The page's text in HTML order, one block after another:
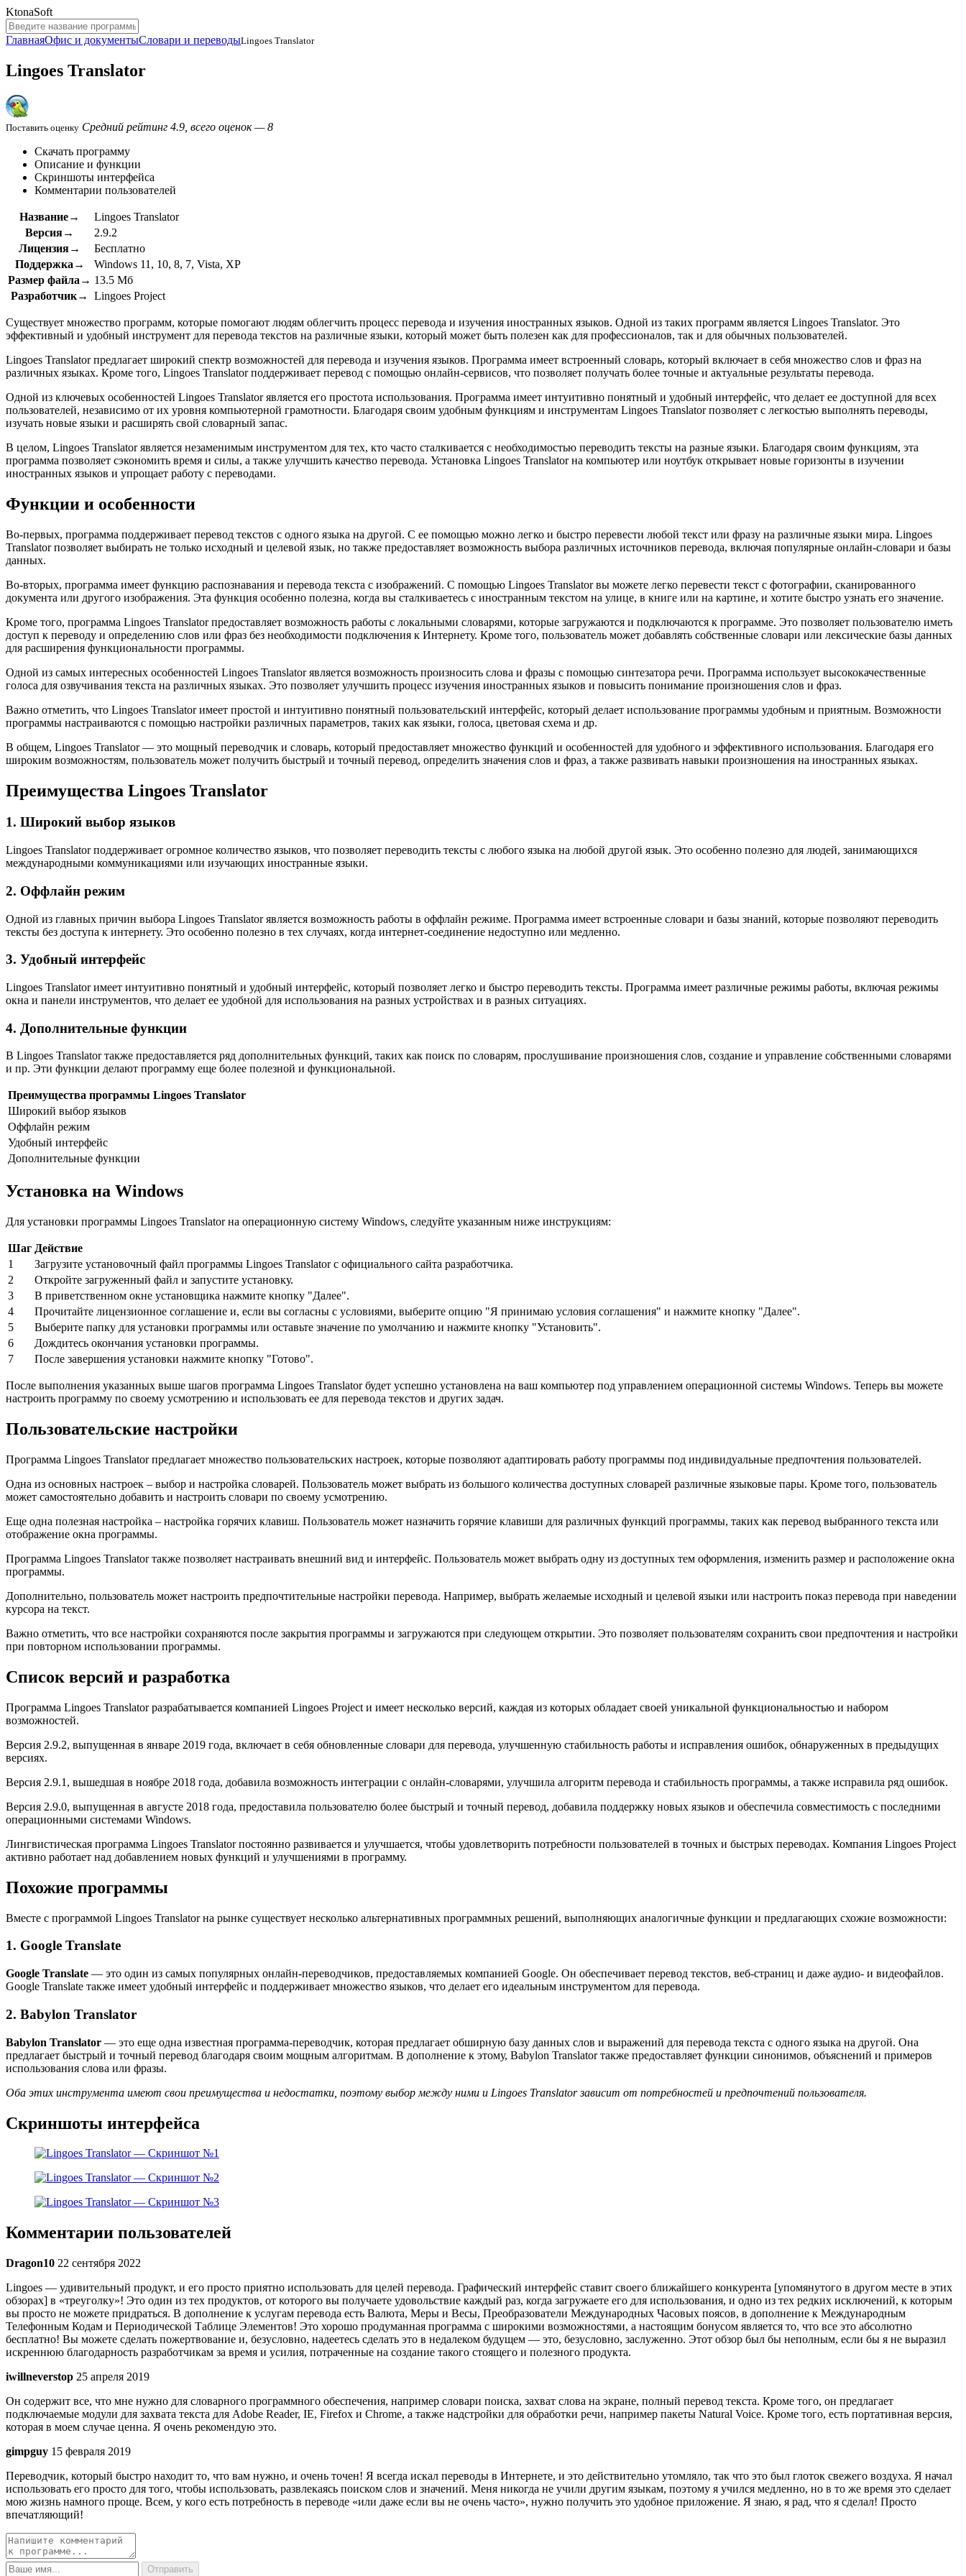
KtonaSoft
ГлавнаяОфис и документыСловари и переводыLingoes Translator
Lingoes Translator
Поставить оценку Средний рейтинг 4.9, всего оценок — 8
Скачать программу
Описание и функции
Скриншоты интерфейса
Комментарии пользователей
Название→
Lingoes Translator
Версия→
2.9.2
Лицензия→
Бесплатно
Поддержка→
Windows 11, 10, 8, 7, Vista, XP
Размер файла→ 13.5 Мб
Разработчик→
Lingoes Project
Существует множество программ, которые помогают людям облегчить процесс перевода и изучения иностранных языков. Одной из таких программ является Lingoes Translator. Это
эффективный и удобный инструмент для перевода текстов на различные языки, который может быть полезен как для профессионалов, так и для обычных пользователей.
Lingoes Translator предлагает широкий спектр возможностей для перевода и изучения языков. Программа имеет встроенный словарь, который включает в себя множество слов и фраз на
различных языках. Кроме того, Lingoes Translator поддерживает перевод с помощью онлайн-сервисов, что позволяет получать более точные и актуальные результаты перевода.
Одной из ключевых особенностей Lingoes Translator является его простота использования. Программа имеет интуитивно понятный и удобный интерфейс, что делает ее доступной для всех
пользователей, независимо от их уровня компьютерной грамотности. Благодаря своим удобным функциям и инструментам Lingoes Translator позволяет с легкостью выполнять переводы,
изучать новые языки и расширять свой словарный запас.
В целом, Lingoes Translator является незаменимым инструментом для тех, кто часто сталкивается с необходимостью переводить тексты на разные языки. Благодаря своим функциям, эта
программа позволяет сэкономить время и силы, а также улучшить качество перевода. Установка Lingoes Translator на компьютер или ноутбук открывает новые горизонты в изучении
иностранных языков и упрощает работу с переводами.
Функции и особенности
Во-первых, программа поддерживает перевод текстов с одного языка на другой. С ее помощью можно легко и быстро перевести любой текст или фразу на различные языки мира. Lingoes
Translator позволяет выбирать не только исходный и целевой язык, но также предоставляет возможность выбора различных источников перевода, включая популярные онлайн-словари и базы
данных.
Во-вторых, программа имеет функцию распознавания и перевода текста с изображений. С помощью Lingoes Translator вы можете легко перевести текст с фотографии, сканированного
документа или другого изображения. Эта функция особенно полезна, когда вы сталкиваетесь с иностранным текстом на улице, в книге или на картине, и хотите быстро узнать его значение.
Кроме того, программа Lingoes Translator предоставляет возможность работы с локальными словарями, которые загружаются и подключаются к программе. Это позволяет пользователю иметь
доступ к переводу и определению слов или фраз без необходимости подключения к Интернету. Кроме того, пользователь может добавлять собственные словари или лексические базы данных
для расширения функциональности программы.
Одной из самых интересных особенностей Lingoes Translator является возможность произносить слова и фразы с помощью синтезатора речи. Программа использует высококачественные
голоса для озвучивания текста на различных языках. Это позволяет улучшить процесс изучения иностранных языков и повысить понимание произношения слов и фраз.
Важно отметить, что Lingoes Translator имеет простой и интуитивно понятный пользовательский интерфейс, который делает использование программы удобным и приятным. Возможности
программы настраиваются с помощью настройки различных параметров, таких как языки, голоса, цветовая схема и др.
В общем, Lingoes Translator — это мощный переводчик и словарь, который предоставляет множество функций и особенностей для удобного и эффективного использования. Благодаря его
широким возможностям, пользователь может получить быстрый и точный перевод, определить значения слов и фраз, а также развивать навыки произношения на иностранных языках.
Преимущества Lingoes Translator
1. Широкий выбор языков
Lingoes Translator поддерживает огромное количество языков, что позволяет переводить тексты с любого языка на любой другой язык. Это особенно полезно для людей, занимающихся
международными коммуникациями или изучающих иностранные языки.
2. Оффлайн режим
Одной из главных причин выбора Lingoes Translator является возможность работы в оффлайн режиме. Программа имеет встроенные словари и базы знаний, которые позволяют переводить
тексты без доступа к интернету. Это особенно полезно в тех случаях, когда интернет-соединение недоступно или медленно.
3. Удобный интерфейс
Lingoes Translator имеет интуитивно понятный и удобный интерфейс, который позволяет легко и быстро переводить тексты. Программа имеет различные режимы работы, включая режимы
окна и панели инструментов, что делает ее удобной для использования на разных устройствах и в разных ситуациях.
4. Дополнительные функции
В Lingoes Translator также предоставляется ряд дополнительных функций, таких как поиск по словарям, прослушивание произношения слов, создание и управление собственными словарями
и пр. Эти функции делают программу еще более полезной и функциональной.
Преимущества программы Lingoes Translator
Широкий выбор языков
Оффлайн режим
Удобный интерфейс
Дополнительные функции
Установка на Windows
Для установки программы Lingoes Translator на операционную систему Windows, следуйте указанным ниже инструкциям:
Шаг Действие
1
Загрузите установочный файл программы Lingoes Translator с официального сайта разработчика.
2
Откройте загруженный файл и запустите установку.
3
В приветственном окне установщика нажмите кнопку "Далее".
4
Прочитайте лицензионное соглашение и, если вы согласны с условиями, выберите опцию "Я принимаю условия соглашения" и нажмите кнопку "Далее".
5
Выберите папку для установки программы или оставьте значение по умолчанию и нажмите кнопку "Установить".
6
Дождитесь окончания установки программы.
7
После завершения установки нажмите кнопку "Готово".
После выполнения указанных выше шагов программа Lingoes Translator будет успешно установлена на ваш компьютер под управлением операционной системы Windows. Теперь вы можете
настроить программу по своему усмотрению и использовать ее для перевода текстов и других задач.
Пользовательские настройки
Программа Lingoes Translator предлагает множество пользовательских настроек, которые позволяют адаптировать работу программы под индивидуальные предпочтения пользователей.
Одна из основных настроек – выбор и настройка словарей. Пользователь может выбрать из большого количества доступных словарей различные языковые пары. Кроме того, пользователь
может самостоятельно добавить и настроить словари по своему усмотрению.
Еще одна полезная настройка – настройка горячих клавиш. Пользователь может назначить горячие клавиши для различных функций программы, таких как перевод выбранного текста или
отображение окна программы.
Программа Lingoes Translator также позволяет настраивать внешний вид и интерфейс. Пользователь может выбрать одну из доступных тем оформления, изменить размер и расположение окна
программы.
Дополнительно, пользователь может настроить предпочтительные настройки перевода. Например, выбрать желаемые исходный и целевой языки или настроить показ перевода при наведении
курсора на текст.
Важно отметить, что все настройки сохраняются после закрытия программы и загружаются при следующем открытии. Это позволяет пользователям сохранить свои предпочтения и настройки
при повторном использовании программы.
Список версий и разработка
Программа Lingoes Translator разрабатывается компанией Lingoes Project и имеет несколько версий, каждая из которых обладает своей уникальной функциональностью и набором
возможностей.
Версия 2.9.2, выпущенная в январе 2019 года, включает в себя обновленные словари для перевода, улучшенную стабильность работы и исправления ошибок, обнаруженных в предыдущих
версиях.
Версия 2.9.1, вышедшая в ноябре 2018 года, добавила возможность интеграции с онлайн-словарями, улучшила алгоритм перевода и стабильность программы, а также исправила ряд ошибок.
Версия 2.9.0, выпущенная в августе 2018 года, предоставила пользователю более быстрый и точный перевод, добавила поддержку новых языков и обеспечила совместимость с последними
операционными системами Windows.
Лингвистическая программа Lingoes Translator постоянно развивается и улучшается, чтобы удовлетворить потребности пользователей в точных и быстрых переводах. Компания Lingoes Project
активно работает над добавлением новых функций и улучшениями в программу.
Похожие программы
Вместе с программой Lingoes Translator на рынке существует несколько альтернативных программных решений, выполняющих аналогичные функции и предлагающих схожие возможности:
1. Google Translate
Google Translate — это один из самых популярных онлайн-переводчиков, предоставляемых компанией Google. Он обеспечивает перевод текстов, веб-страниц и даже аудио- и видеофайлов.
Google Translate также имеет удобный интерфейс и поддерживает множество языков, что делает его идеальным инструментом для перевода.
2. Babylon Translator
Babylon Translator — это еще одна известная программа-переводчик, которая предлагает обширную базу данных слов и выражений для перевода текста с одного языка на другой. Она
предлагает быстрый и точный перевод благодаря своим мощным алгоритмам. В дополнение к этому, Babylon Translator также предоставляет функции синонимов, объяснений и примеров
использования слова или фразы.
Оба этих инструмента имеют свои преимущества и недостатки, поэтому выбор между ними и Lingoes Translator зависит от потребностей и предпочтений пользователя.
Скриншоты интерфейса
Комментарии пользователей
Dragon10 22 сентября 2022
Lingoes — удивительный продукт, и его просто приятно использовать для целей перевода. Графический интерфейс ставит своего ближайшего конкурента [упомянутого в другом месте в этих
обзорах] в «треуголку»! Это один из тех продуктов, от которого вы получаете удовольствие каждый раз, когда загружаете его для использования, и одно из тех редких исключений, к которым
вы просто не можете придраться. В дополнение к услугам перевода есть Валюта, Меры и Весы, Преобразователи Международных Часовых поясов, в дополнение к Международным
Телефонным Кодам и Периодической Таблице Элементов! Это хорошо продуманная программа с широкими возможностями, а настоящим бонусом является то, что все это абсолютно
бесплатно! Вы можете сделать пожертвование и, безусловно, надеетесь сделать это в недалеком будущем — это, безусловно, заслуженно. Этот обзор был бы неполным, если бы я не выразил
искреннюю благодарность разработчикам за время и усилия, потраченные на создание такого стоящего и полезного продукта.
iwillneverstop 25 апреля 2019
Он содержит все, что мне нужно для словарного программного обеспечения, например словари поиска, захват слова на экране, полный перевод текста. Кроме того, он предлагает
подключаемые модули для захвата текста для Adobe Reader, IE, Firefox и Chrome, а также надстройки для обработки речи, например пакеты Natural Voice. Кроме того, есть портативная версия,
которая в моем случае ценна. Я очень рекомендую это.
gimpguy 15 февраля 2019
Переводчик, который быстро находит то, что вам нужно, и очень точен! Я всегда искал переводы в Интернете, и это действительно утомляло, так что это был глоток свежего воздуха. Я начал
использовать его просто для того, чтобы использовать, развлекаясь поиском слов и значений. Меня никогда не учили другим языкам, поэтому я учился медленно, но в то же время это сделает
мою жизнь намного проще. Всем, у кого есть потребность в переводе «или даже если вы не очень часто», нужно получить это удобное приложение. Я знаю, я рад, что я сделал! Просто
впечатляющий!